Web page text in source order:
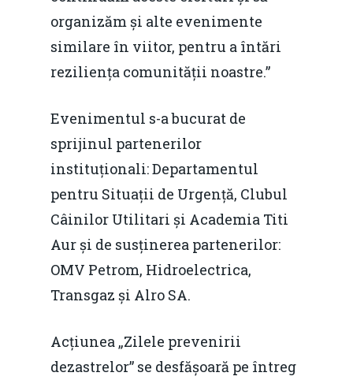
organizăm și alte evenimente
similare în viitor, pentru a întări
reziliența comunității noastre.”
Evenimentul s-a bucurat de
sprijinul partenerilor
instituționali: Departamentul
pentru Situații de Urgență, Clubul
Câinilor Utilitari și Academia Titi
Aur și de susținerea partenerilor:
OMV Petrom, Hidroelectrica,
Transgaz și Alro SA.
Acțiunea „Zilele prevenirii
dezastrelor” se desfășoară pe întreg